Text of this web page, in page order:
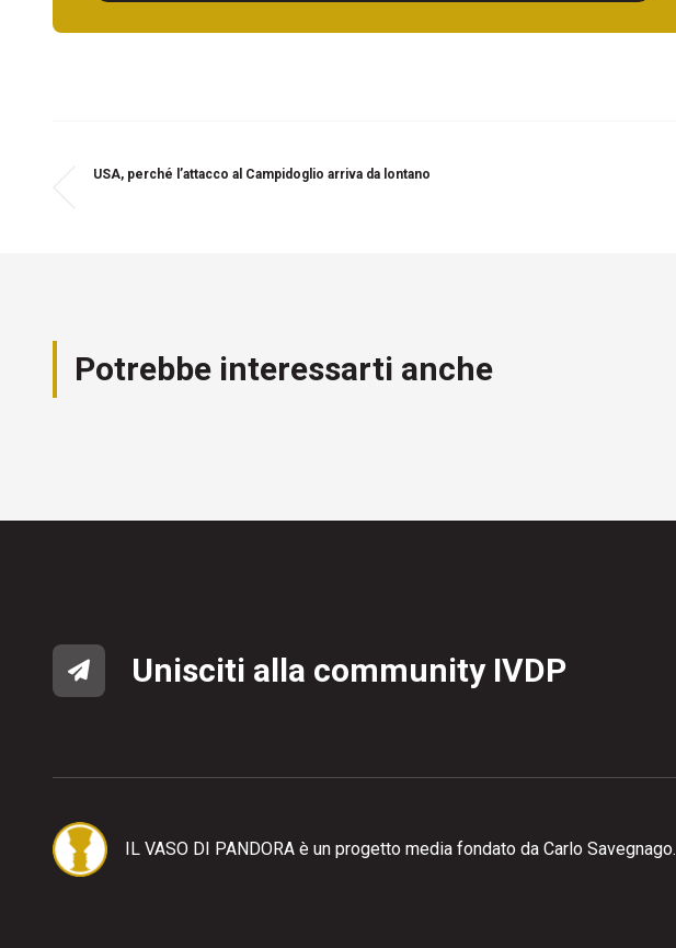
USA, perché l’attacco al Campidoglio arriva da lontano
Potrebbe interessarti anche
Unisciti alla community IVDP
IL VASO DI PANDORA è un progetto media fondato da Carlo Savegnago.